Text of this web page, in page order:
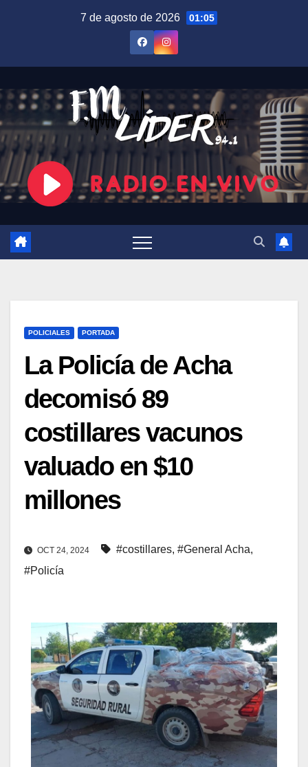
7 de agosto de 2026 01:05
POLICIALES PORTADA
La Policía de Acha
decomisó 89
costillares vacunos
valuado en $10
millones
OCT 24, 2024 #costillares, #General Acha,
#Policía